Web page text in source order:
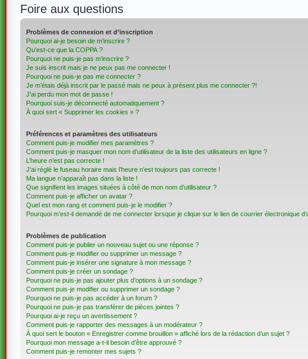
Foire aux questions
Problèmes de connexion et d’inscription
Pourquoi ai-je besoin de m’inscrire ?
Qu’est-ce que la COPPA ?
Pourquoi ne puis-je pas m’inscrire ?
Je suis inscrit mais je ne peux pas me connecter !
Pourquoi ne puis-je pas me connecter ?
Je m’étais déjà inscrit par le passé mais ne peux à présent plus me connecter ?!
J’ai perdu mon mot de passe !
Pourquoi suis-je déconnecté automatiquement ?
À quoi sert « Supprimer les cookies » ?
Préférences et paramètres des utilisateurs
Comment puis-je modifier mes paramètres ?
Comment puis-je masquer mon nom d’utilisateur de la liste des utilisateurs en ligne ?
L’heure n’est pas correcte !
J’ai réglé le fuseau horaire mais l’heure n’est toujours pas correcte !
Ma langue n’apparaît pas dans la liste !
Que signifient les images situées à côté de mon nom d’utilisateur ?
Comment puis-je afficher un avatar ?
Quel est mon rang et comment puis-je le modifier ?
Pourquoi m’est-il demandé de me connecter lorsque je clique sur le lien de courrier électronique
Problèmes de publication
Comment puis-je publier un nouveau sujet ou une réponse ?
Comment puis-je modifier ou supprimer un message ?
Comment puis-je insérer une signature à mon message ?
Comment puis-je créer un sondage ?
Pourquoi ne puis-je pas ajouter plus d’options à un sondage ?
Comment puis-je modifier ou supprimer un sondage ?
Pourquoi ne puis-je pas accéder à un forum ?
Pourquoi ne puis-je pas transférer de pièces jointes ?
Pourquoi ai-je reçu un avertissement ?
Comment puis-je rapporter des messages à un modérateur ?
À quoi sert le bouton « Enregistrer comme brouillon » affiché lors de la rédaction d’un sujet ?
Pourquoi mon message a-t-il besoin d’être approuvé ?
Comment puis-je remonter mes sujets ?